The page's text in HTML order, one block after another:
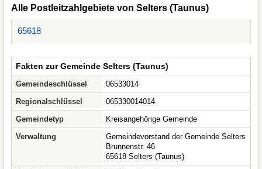
Alle Postleitzahlgebiete von Selters (Taunus)
65618
Fakten zur Gemeinde Selters (Taunus)
Gemeindeschlüssel
06533014
Regionalschlüssel
065330014014
Gemeindetyp
Kreisangehörige Gemeinde
Verwaltung
Gemeindevorstand der Gemeinde Selters
Brunnenstr. 46
65618 Selters (Taunus)